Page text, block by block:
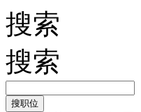
搜索
搜索